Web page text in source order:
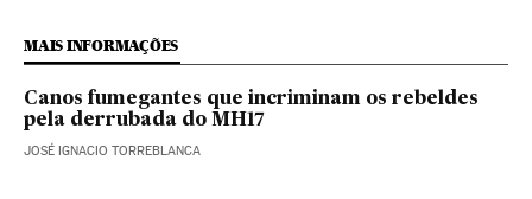
MAIS INFORMAÇÕES
Canos fumegantes que incriminam os rebeldes
pela derrubada do MH17
JOSÉ IGNACIO TORREBLANCA